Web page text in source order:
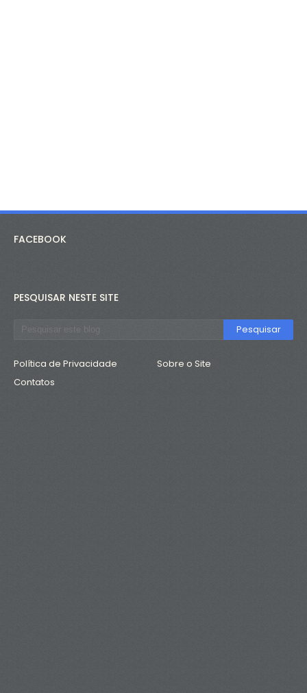
FACEBOOK
PESQUISAR NESTE SITE
Política de Privacidade
Sobre o Site
Contatos